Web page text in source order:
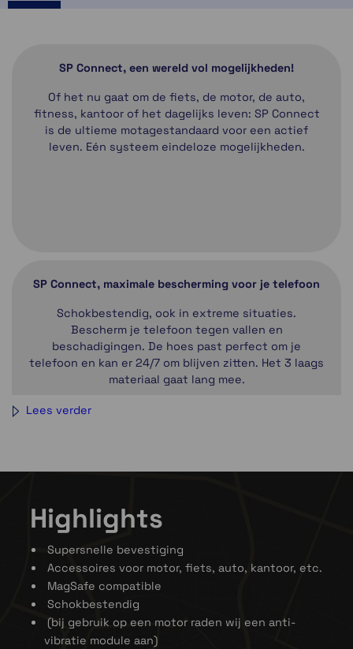
SP Connect, een wereld vol mogelijkheden!
Of het nu gaat om de fiets, de motor, de auto,
fitness, kantoor of het dagelijks leven: SP Connect
is de ultieme motagestandaard voor een actief
leven. Eén systeem eindeloze mogelijkheden.
SP Connect, maximale bescherming voor je telefoon
Schokbestendig, ook in extreme situaties.
Bescherm je telefoon tegen vallen en
beschadigingen. De hoes past perfect om je
telefoon en kan er 24/7 om blijven zitten. Het 3 laags
materiaal gaat lang mee.
Veilig vergrendeld in slechts 1 seconde!
Met het gepatenteerde Twist-to-lock mechanisme
blijft je telefoon goed op zijn plek zitten. Plaats de
telefoonhoes op de houder, draai deze 90 graden
met de klok mee en klaar om op pad te gaan. SP
Connect heeft een uitgebreid assortiment zodat jij
je telefoon overal kunt bevestigen. De hoesjes met
SPC+ hebben ook nog een magnetische bevestiging.
Lees verder
Highlights
Supersnelle bevestiging
Accessoires voor motor, fiets, auto, kantoor, etc.
MagSafe compatible
Schokbestendig
(bij gebruik op een motor raden wij een anti-
vibratie module aan)